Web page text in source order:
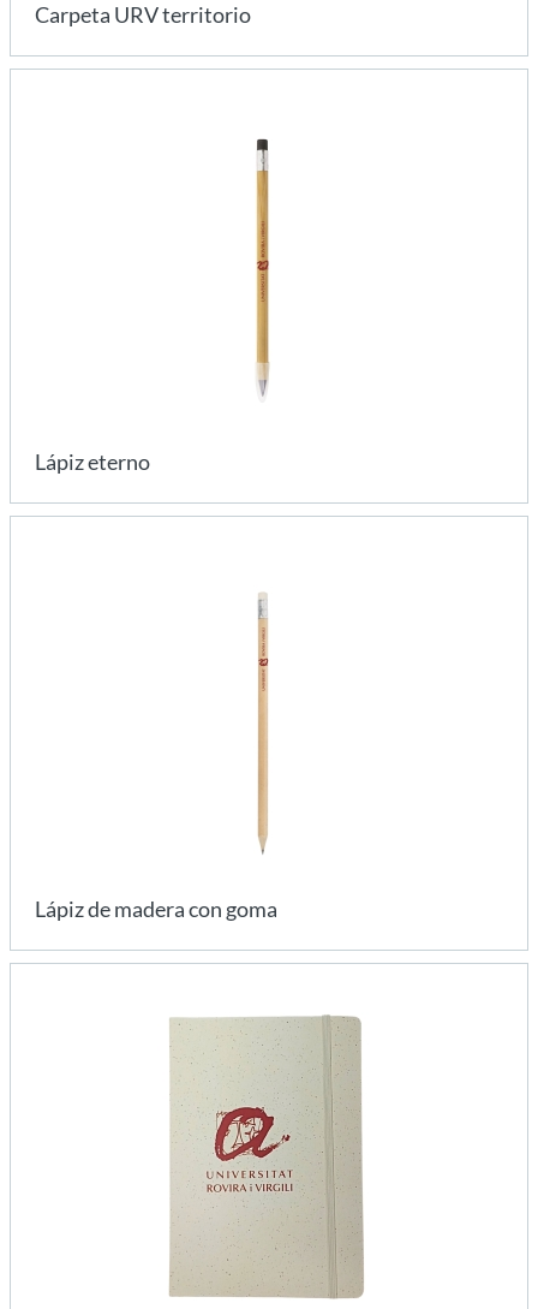
Carpeta URV territorio
Lápiz eterno
Lápiz de madera con goma